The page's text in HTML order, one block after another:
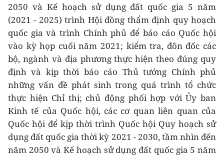
2050 và Kế hoạch sử dụng đất quốc gia 5 năm
(2021 - 2025) trình Hội đồng thẩm định quy hoạch
quốc gia và trình Chính phủ để báo cáo Quốc hội
vào kỳ họp cuối năm 2021; kiểm tra, đôn đốc các
bộ, ngành và địa phương thực hiện theo đúng quy
định và kịp thời báo cáo Thủ tướng Chính phủ
những vấn đề phát sinh trong quá trình tổ chức
thực hiện Chỉ thị; chủ động phối hợp với Ủy ban
Kinh tế của Quốc hội, các cơ quan liên quan của
Quốc hội để kịp thời trình Quốc hội Quy hoạch sử
dụng đất quốc gia thời kỳ 2021 - 2030, tầm nhìn đến
năm 2050 và Kế hoạch sử dụng đất quốc gia 5 năm